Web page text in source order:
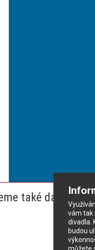
vám tak
divadla.
budou
také dalším